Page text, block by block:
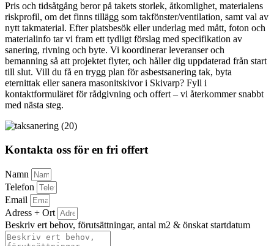
Pris och tidsåtgång beror på takets storlek, åtkomlighet, materialens
riskprofil, om det finns tillägg som takfönster/ventilation, samt val av
nytt takmaterial. Efter platsbesök eller underlag med mått, foton och
materialinfo tar vi fram ett tydligt förslag med specifikation av
sanering, rivning och byte. Vi koordinerar leveranser och
bemanning så att projektet flyter, och håller dig uppdaterad från start
till slut. Vill du få en trygg plan för asbestsanering tak, byta
eternittak eller sanera masonitskivor i Skivarp? Fyll i
kontaktformuläret för rådgivning och offert – vi återkommer snabbt
med nästa steg.
Kontakta oss för en fri offert
Namn
Telefon
Email
Adress + Ort
Beskriv ert behov, förutsättningar, antal m2 & önskat startdatum